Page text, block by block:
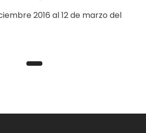
2016 al 12 de marzo del